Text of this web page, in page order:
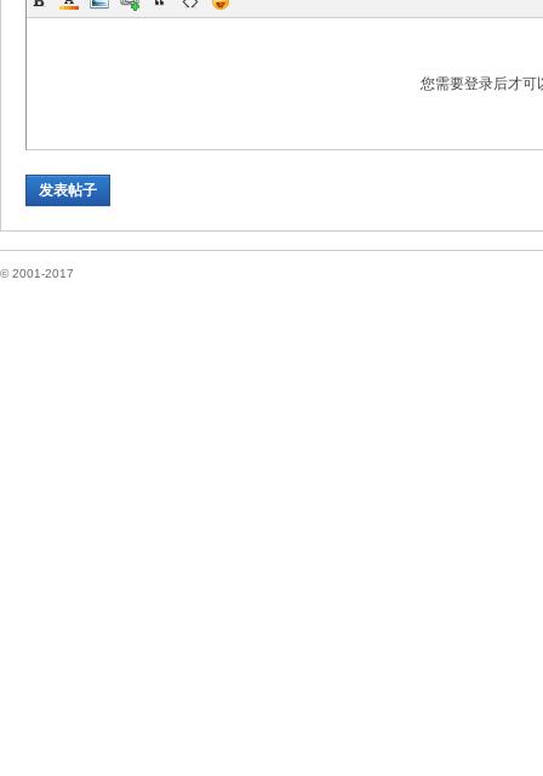
您需要登录后才可
发表帖子
© 2001-2017